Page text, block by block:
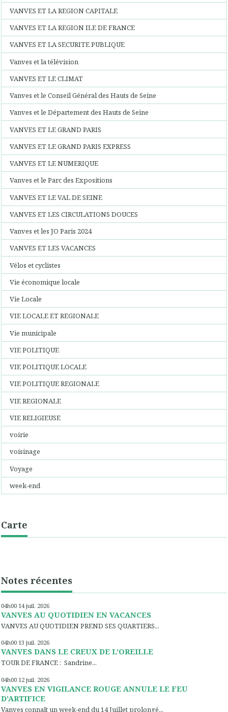
VANVES ET LA REGION CAPITALE
VANVES ET LA REGION ILE DE FRANCE
VANVES ET LA SECURITE PUBLIQUE
Vanves et la télévision
VANVES ET LE CLIMAT
Vanves et le Conseil Général des Hauts de Seine
Vanves et le Département des Hauts de Seine
VANVES ET LE GRAND PARIS
VANVES ET LE GRAND PARIS EXPRESS
VANVES ET LE NUMERIQUE
Vanves et le Parc des Expositions
VANVES ET LE VAL DE SEINE
VANVES ET LES CIRCULATIONS DOUCES
Vanves et les JO Paris 2024
VANVES ET LES VACANCES
Vélos et cyclistes
Vie économique locale
Vie Locale
VIE LOCALE ET REGIONALE
Vie municipale
VIE POLITIQUE
VIE POLITIQUE LOCALE
VIE POLITIQUE REGIONALE
VIE REGIONALE
VIE RELIGIEUSE
voirie
voisinage
Voyage
week-end
Carte
Notes récentes
04h00 14 juil. 2026
VANVES AU QUOTIDIEN EN VACANCES
VANVES AU QUOTIDIEN PREND SES QUARTIERS...
04h00 13 juil. 2026
VANVES DANS LE CREUX DE L’OREILLE
TOUR DE FRANCE : Sandrine...
04h00 12 juil. 2026
VANVES EN VIGILANCE ROUGE ANNULE LE FEU
D’ARTIFICE
Vanves connaît un week-end du 14 Juillet prolongé...